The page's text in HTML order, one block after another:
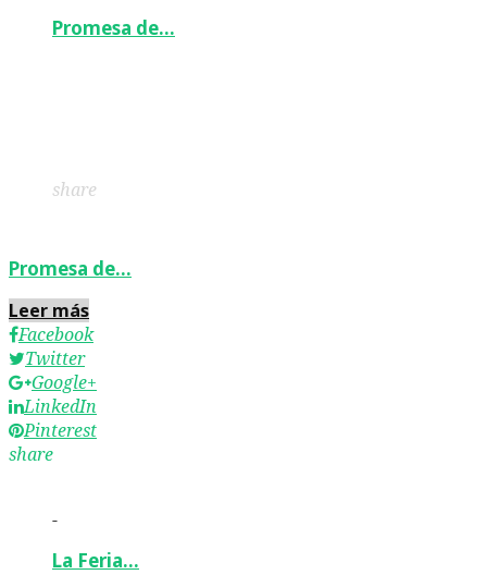
Promesa de…
share
Promesa de…
Leer más
Facebook
Twitter
Google+
LinkedIn
Pinterest
share
-
La Feria…